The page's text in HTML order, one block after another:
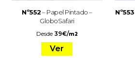
Nº552– Papel Pintado –
GloboSafari
Desde 39€/m2
Ver
Nº553